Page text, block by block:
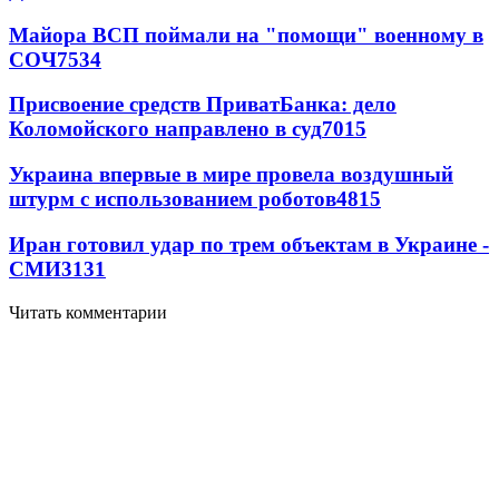
Майора ВСП поймали на "помощи" военному в
СОЧ7534
Присвоение средств ПриватБанка: дело
Коломойского направлено в суд7015
Украина впервые в мире провела воздушный
штурм с использованием роботов4815
Иран готовил удар по трем объектам в Украине -
СМИ3131
Читать комментарии